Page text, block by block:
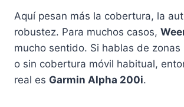
Aquí pesan más la cobertura, la
robustez. Para muchos casos,
mucho sentido. Si hablas de zonas
o sin cobertura móvil habitual,
real es Garmin Alpha 200i.